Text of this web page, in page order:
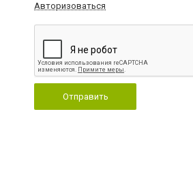
Авторизоваться
Отправить